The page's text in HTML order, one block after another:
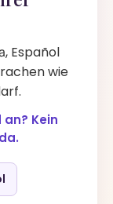
Español
wie
Kein